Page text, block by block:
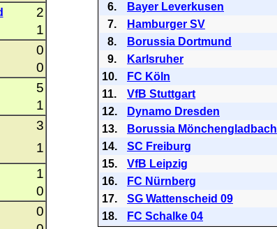
2
1
0
0
5
1
3
1
1
0
0
6.
Bayer Leverkusen
7.
Hamburger SV
8.
Borussia Dortmund
9.
Karlsruher
10.
FC Köln
11.
VfB Stuttgart
12.
Dynamo Dresden
13.
Borussia Mönchengladbach
14.
SC Freiburg
15.
VfB Leipzig
16.
FC Nürnberg
17.
SG Wattenscheid 09
18.
FC Schalke 04